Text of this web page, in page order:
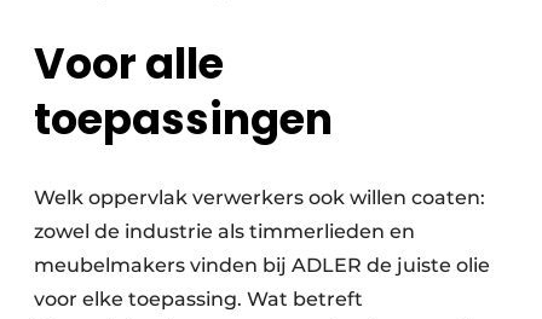
Voor alle
toepassingen
Welk oppervlak verwerkers ook willen coaten:
zowel de industrie als timmerlieden en
meubelmakers vinden bij ADLER de juiste olie
voor elke toepassing. Wat betreft